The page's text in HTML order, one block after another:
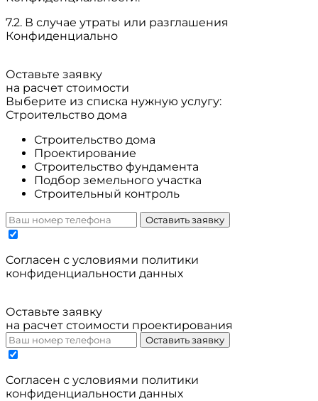
7.2. В случае утраты или разглашения
Конфиденциально
Оставьте заявку
на расчет стоимости
Выберите из списка нужную услугу:
Строительство дома
Строительство дома
Проектирование
Строительство фундамента
Подбор земельного участка
Строительный контроль
Оставить заявку
Cогласен с условиями политики
конфиденциальности данных
Оставьте заявку
на расчет стоимости проектирования
Оставить заявку
Cогласен с условиями политики
конфиденциальности данных